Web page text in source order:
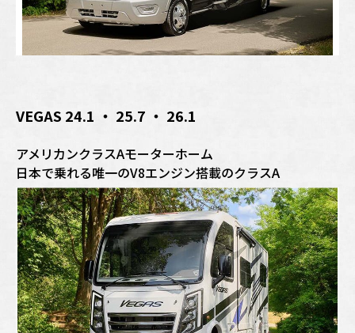
VEGAS 24.1 ・ 25.7 ・ 26.1
アメリカンクラスAモーターホーム
日本で乗れる唯一のV8エンジン搭載のクラスA